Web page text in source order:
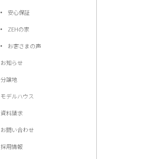
安心保証
ZEHの家
お客さまの声
お知らせ
分譲地
モデルハウス
資料請求
お問い合わせ
採用情報